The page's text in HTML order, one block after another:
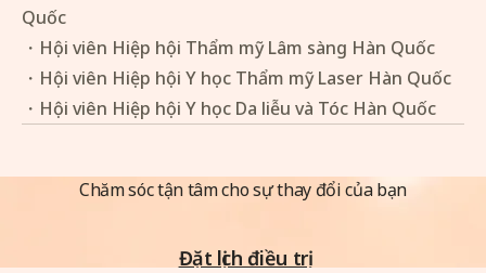
Quốc
・Hội viên Hiệp hội Thẩm mỹ Lâm sàng Hàn Quốc
・Hội viên Hiệp hội Y học Thẩm mỹ Laser Hàn Quốc
・Hội viên Hiệp hội Y học Da liễu và Tóc Hàn Quốc
Chăm sóc tận tâm cho sự thay đổi của bạn
Đặt lịch điều trị